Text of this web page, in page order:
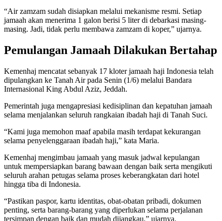
“Air zamzam sudah disiapkan melalui mekanisme resmi. Setiap
jamaah akan menerima 1 galon berisi 5 liter di debarkasi masing-
masing. Jadi, tidak perlu membawa zamzam di koper,” ujarnya.
Pemulangan Jamaah Dilakukan Bertahap
Kemenhaj mencatat sebanyak 17 kloter jamaah haji Indonesia telah
dipulangkan ke Tanah Air pada Senin (1/6) melalui Bandara
Internasional King Abdul Aziz, Jeddah.
Pemerintah juga mengapresiasi kedisiplinan dan kepatuhan jamaah
selama menjalankan seluruh rangkaian ibadah haji di Tanah Suci.
“Kami juga memohon maaf apabila masih terdapat kekurangan
selama penyelenggaraan ibadah haji,” kata Maria.
Kemenhaj mengimbau jamaah yang masuk jadwal kepulangan
untuk mempersiapkan barang bawaan dengan baik serta mengikuti
seluruh arahan petugas selama proses keberangkatan dari hotel
hingga tiba di Indonesia.
“Pastikan paspor, kartu identitas, obat-obatan pribadi, dokumen
penting, serta barang-barang yang diperlukan selama perjalanan
tersimpan dengan baik dan mudah dijangkau,” ujarnya.